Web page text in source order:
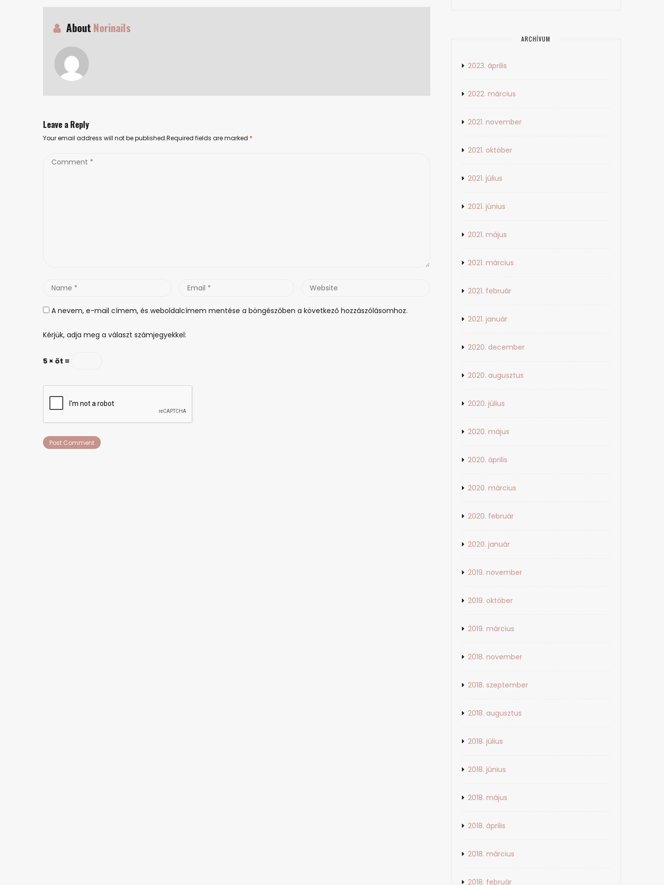
AboutNorinails
Leave a Reply
Your email address will not be published.Required fields are marked *
Comment
Name
Email
Website
A nevem, e-mail címem, és weboldalcímem mentése a böngészőben a következő hozzászólásomhoz.
Kérjük, adja meg a választ számjegyekkel:
5 × öt =
ARCHÍVUM
2023. április
2022. március
2021. november
2021. október
2021. július
2021. június
2021. május
2021. március
2021. február
2021. január
2020. december
2020. augusztus
2020. július
2020. május
2020. április
2020. március
2020. február
2020. január
2019. november
2019. október
2019. március
2018. november
2018. szeptember
2018. augusztus
2018. július
2018. június
2018. május
2018. április
2018. március
2018. február